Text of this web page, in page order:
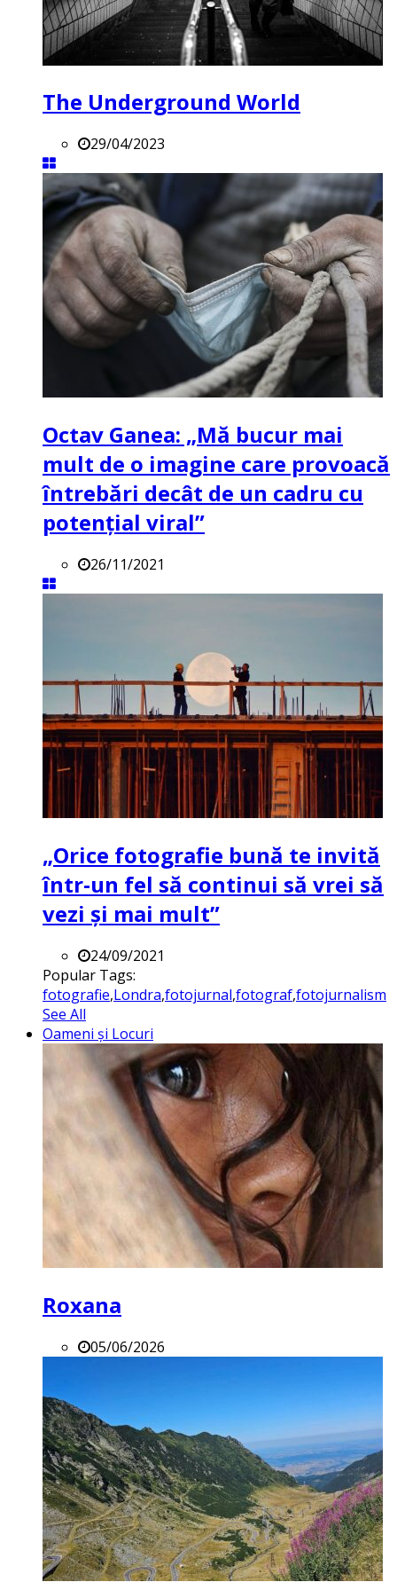
The Underground World
29/04/2023
Octav Ganea: „Mă bucur mai
mult de o imagine care provoacă
întrebări decât de un cadru cu
potenţial viral”
26/11/2021
„Orice fotografie bună te invită
într-un fel să continui să vrei să
vezi și mai mult”
24/09/2021
Popular Tags:
fotografie,Londra,fotojurnal,fotograf,fotojurnalism
See All
Oameni și Locuri
Roxana
05/06/2026